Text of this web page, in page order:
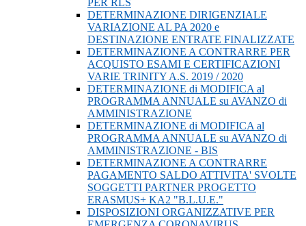
PER RLS
DETERMINAZIONE DIRIGENZIALE
VARIAZIONE AL PA 2020 e
DESTINAZIONE ENTRATE FINALIZZATE
DETERMINAZIONE A CONTRARRE PER
ACQUISTO ESAMI E CERTIFICAZIONI
VARIE TRINITY A.S. 2019 / 2020
DETERMINAZIONE di MODIFICA al
PROGRAMMA ANNUALE su AVANZO di
AMMINISTRAZIONE
DETERMINAZIONE di MODIFICA al
PROGRAMMA ANNUALE su AVANZO di
AMMINISTRAZIONE - BIS
DETERMINAZIONE A CONTRARRE
PAGAMENTO SALDO ATTIVITA' SVOLTE
SOGGETTI PARTNER PROGETTO
ERASMUS+ KA2 "B.L.U.E."
DISPOSIZIONI ORGANIZZATIVE PER